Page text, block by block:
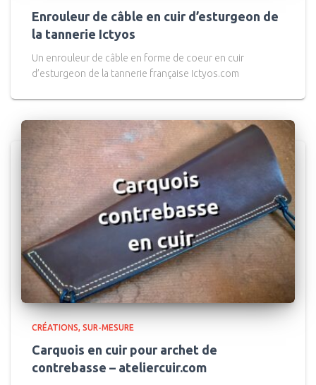
Enrouleur de câble en cuir d’esturgeon de
la tannerie Ictyos
Un enrouleur de câble en forme de coeur en cuir
d’esturgeon de la tannerie française Ictyos.com
CRÉATIONS SUR-MESURE
Carquois en cuir pour archet de
contrebasse – ateliercuir.com